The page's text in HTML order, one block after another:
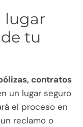
lugar
tu
contratos
un lugar seguro
el proceso en
reclamo o